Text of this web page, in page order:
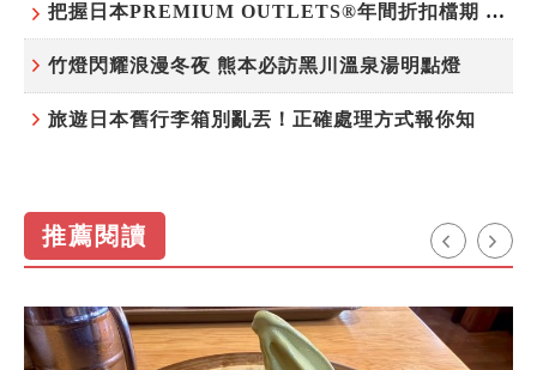
把握日本PREMIUM OUTLETS®年間折扣檔期 越買越划算
竹燈閃耀浪漫冬夜 熊本必訪黑川溫泉湯明點燈
旅遊日本舊行李箱別亂丟！正確處理方式報你知
推薦閱讀